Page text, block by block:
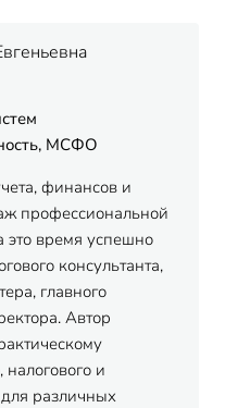
МСФО
финансов и
профессиональной
это время успешно
консультанта,
главного
Автор
и
для различных